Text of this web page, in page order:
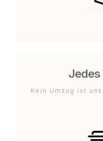
Kein Umzug ist